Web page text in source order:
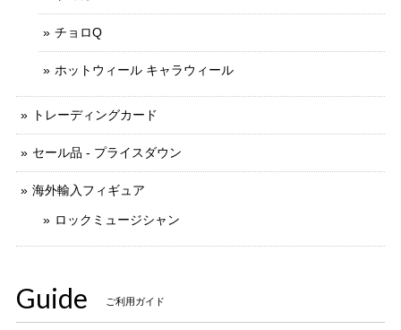
チョロQ
ホットウィール キャラウィール
トレーディングカード
セール品 - プライスダウン
海外輸入フィギュア
ロックミュージシャン
Guide ご利用ガイド